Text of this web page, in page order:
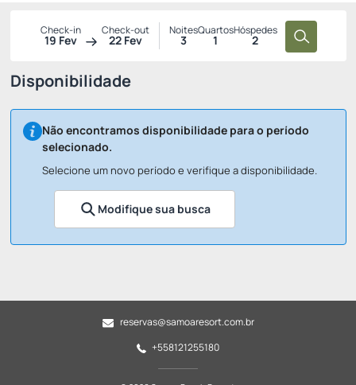
Check-in
19 Fev
Check-out
22 Fev
Noites
3
Quartos
1
Hóspedes
2
Disponibilidade
Não encontramos disponibilidade para o período
selecionado.
Selecione um novo período e verifique a disponibilidade.
Modifique sua busca
reservas@samoaresort.com.br
+558121255180